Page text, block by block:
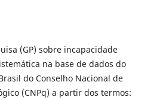
(GP) sobre incapacidade
na base de dados do
do Conselho Nacional de
(CNPq) a partir dos termos: